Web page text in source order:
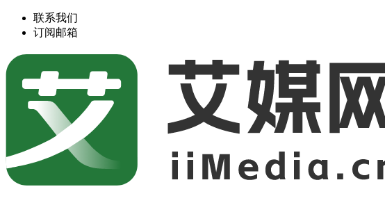
联系我们
订阅邮箱